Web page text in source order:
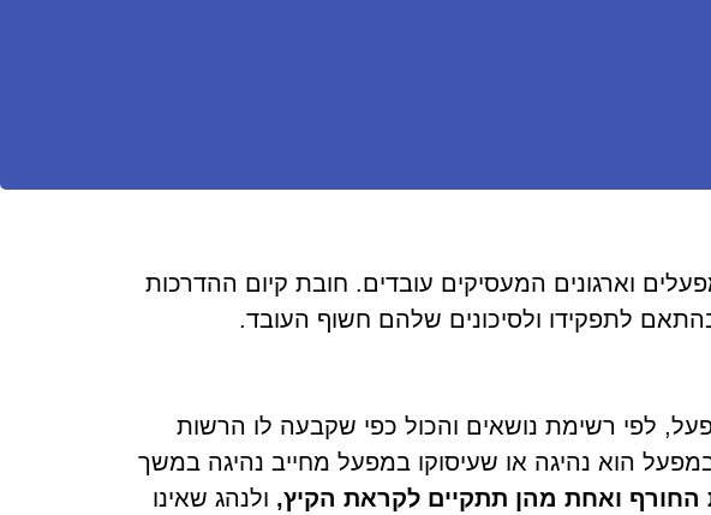
וארגונים המעסיקים עובדים. חובת קיום ההדרכות
לתפקידו ולסיכונים שלהם חשוף העובד.
לפי רשימת נושאים והכול כפי שקבעה לו הרשות
הוא נהיגה או שעיסוקו במפעל מחייב נהיגה במשך
ואחת מהן תתקיים לקראת הקיץ, ולנהג שאינו